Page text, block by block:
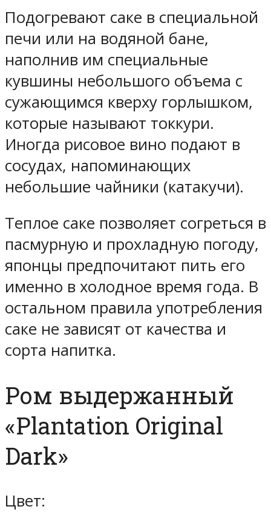
Подогревают саке в специальной
печи или на водяной бане,
наполнив им специальные
кувшины небольшого объема с
сужающимся кверху горлышком,
которые называют токкури.
Иногда рисовое вино подают в
сосудах, напоминающих
небольшие чайники (катакучи).
Теплое саке позволяет согреться в
пасмурную и прохладную погоду,
японцы предпочитают пить его
именно в холодное время года. В
остальном правила употребления
саке не зависят от качества и
сорта напитка.
Ром выдержанный
«Plantation Original
Dark»
Цвет: